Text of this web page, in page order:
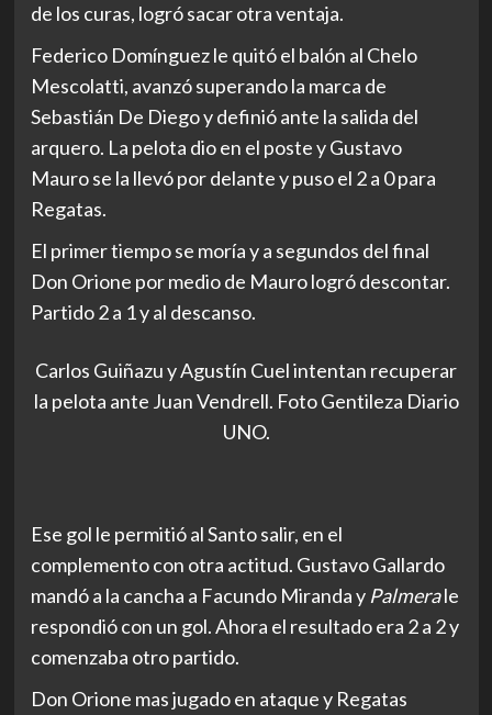
de los curas, logró sacar otra ventaja.
Federico Domínguez le quitó el balón al Chelo
Mescolatti, avanzó superando la marca de
Sebastián De Diego y definió ante la salida del
arquero. La pelota dio en el poste y Gustavo
Mauro se la llevó por delante y puso el 2 a 0 para
Regatas.
El primer tiempo se moría y a segundos del final
Don Orione por medio de Mauro logró descontar.
Partido 2 a 1 y al descanso.
Carlos Guiñazu y Agustín Cuel intentan recuperar
la pelota ante Juan Vendrell. Foto Gentileza Diario
UNO.
Ese gol le permitió al Santo salir, en el
complemento con otra actitud. Gustavo Gallardo
mandó a la cancha a Facundo Miranda y Palmerale
respondió con un gol. Ahora el resultado era 2 a 2 y
comenzaba otro partido.
Don Orione mas jugado en ataque y Regatas